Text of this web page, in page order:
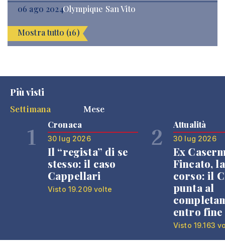
06 ago 2024Olympique San Vito
Mostra tutto (16)
Più visti
Settimana
Mese
1 Cronaca
30 lug 2026
Il “regista” di se
stesso: il caso
Cappellari
Visto 19.209 volte
2 Attualità
30 lug 2026
Ex
Fincato,
corso: il
punta al
entro fine
Visto 19.163